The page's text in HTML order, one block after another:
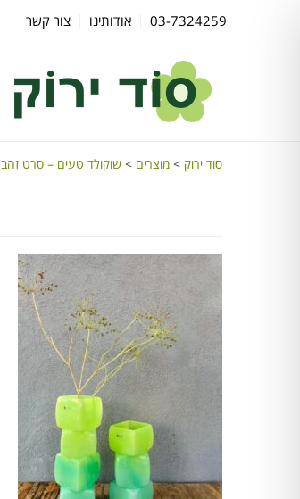
03-7324259 אודותינו צור קשר
סוד ירוק > מוצרים > שוקולד טעים – סרט זהב